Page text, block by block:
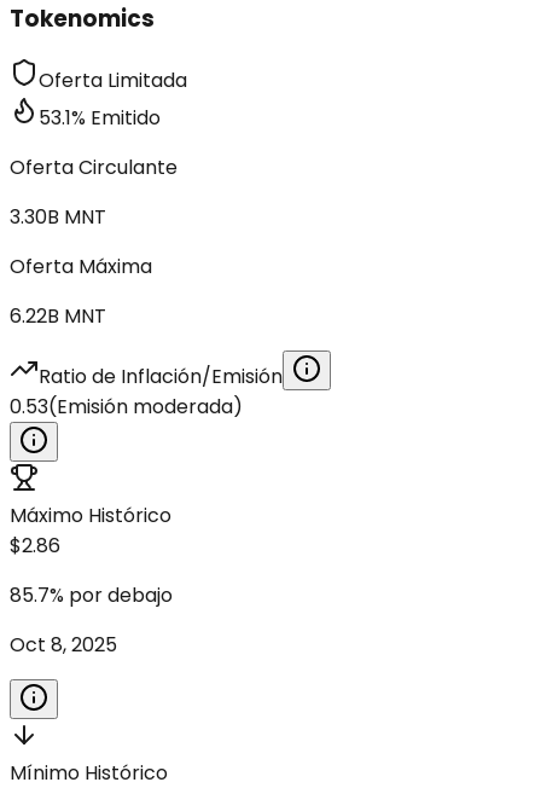
Tokenomics
Oferta Limitada
53.1% Emitido
Oferta Circulante
3.30B MNT
Oferta Máxima
6.22B MNT
Ratio de Inflación/Emisión
0.53(Emisión moderada)
Máximo Histórico
$2.86
85.7% por debajo
Oct 8, 2025
Mínimo Histórico